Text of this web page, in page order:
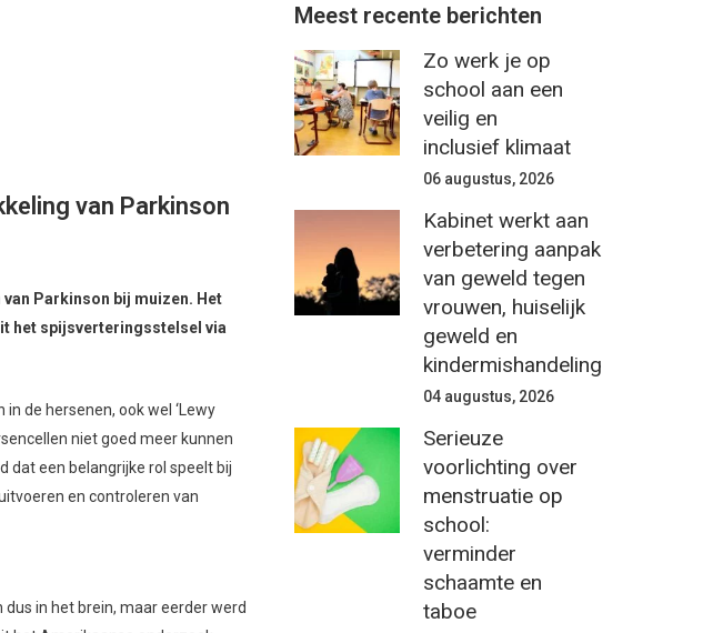
van Parkinson
Parkinson bij muizen. Het
het spijsverteringsstelsel via
de hersenen, ook wel ‘Lewy
niet goed meer kunnen
dat een belangrijke rol speelt bij
en controleren van
in het brein, maar eerder werd
Meest recente berichten
Zo werk je op
school aan een
veilig en
inclusief klimaat
06 augustus, 2026
Kabinet werkt aan
verbetering aanpak
van geweld tegen
vrouwen, huiselijk
geweld en
kindermishandeling
04 augustus, 2026
Serieuze
voorlichting over
menstruatie op
school:
verminder
schaamte en
taboe